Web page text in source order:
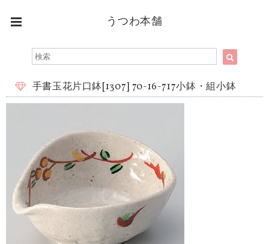
うつわ本舗
手書玉花片口鉢[1307] 70-16-717小鉢・組小鉢